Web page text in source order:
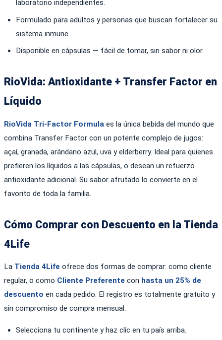
laboratorio independientes.
Formulado para adultos y personas que buscan fortalecer su
sistema inmune.
Disponible en cápsulas — fácil de tomar, sin sabor ni olor.
RioVida: Antioxidante + Transfer Factor en
Líquido
RioVida Tri-Factor Formula es la única bebida del mundo que
combina Transfer Factor con un potente complejo de jugos:
açaí, granada, arándano azul, uva y elderberry. Ideal para quienes
prefieren los líquidos a las cápsulas, o desean un refuerzo
antioxidante adicional. Su sabor afrutado lo convierte en el
favorito de toda la familia.
Cómo Comprar con Descuento en la Tienda
4Life
La Tienda 4Life ofrece dos formas de comprar: como cliente
regular, o como Cliente Preferente con hasta un 25% de
descuento en cada pedido. El registro es totalmente gratuito y
sin compromiso de compra mensual.
Selecciona tu continente y haz clic en tu país arriba.